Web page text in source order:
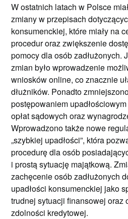
W ostatnich latach w Polsce
zmiany w przepisach
konsumenckiej, które miały na
procedur oraz zwiększenie
pomocy dla osób zadłużonych.
zmian było wprowadzenie
wniosków online, co znacznie
dłużników. Ponadto
postępowaniem
opłat sądowych oraz
Wprowadzono także nowe
„szybkiej upadłości”, która
procedurę dla osób
i prostą sytuację majątkową.
zachęcenie osób zadłużonych
upadłości konsumenckiej jako
trudnej sytuacji finansowej oraz
zdolności kredytowej.